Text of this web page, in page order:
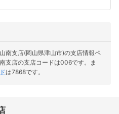
南支店(岡山県津山市)の支店情報ペ
支店の支店コードは006です。
ま
は7868です。